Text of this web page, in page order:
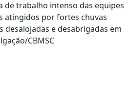
desalojadas e desabrigadas em
CBMSC